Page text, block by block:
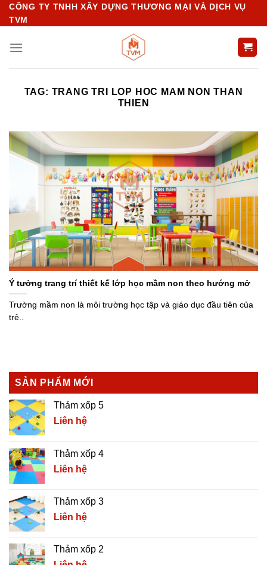
Chuyển
đến
dung
CÔNG TY TNHH XÂY DỰNG THƯƠNG MẠI VÀ DỊCH VỤ
TVM
TAG: TRANG TRI LOP HOC MAM NON THAN
THIEN
SẢN PHẨM MỚI
Thảm xốp 5
Liên hệ
Thảm xốp 4
Liên hệ
Thảm xốp 3
Liên hệ
Thảm xốp 2
Ý tưởng trang trí thiết kế lớp học mầm non theo hướng mở
Trường mầm non là môi trường học tập và giáo dục đầu tiên của
trẻ..